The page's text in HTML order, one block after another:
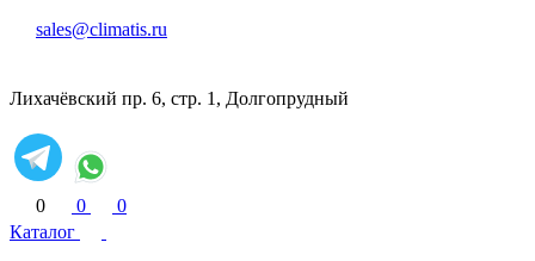
sales@climatis.ru
Лихачёвский пр. 6, стр. 1, Долгопрудный
0 0
0
Каталог